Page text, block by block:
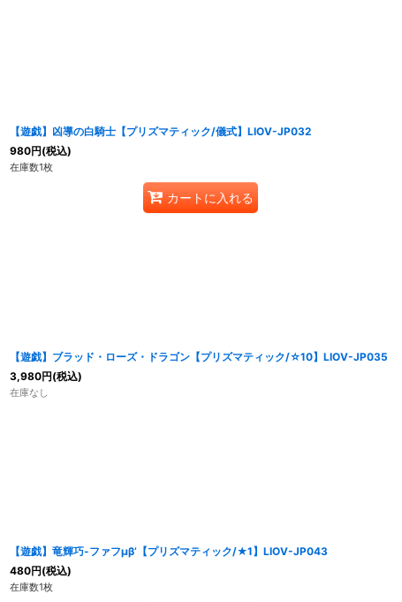
【遊戯】凶導の白騎士【プリズマティック/儀式】LIOV-JP032
980円(税込)
在庫数1枚
カートに入れる
【遊戯】ブラッド・ローズ・ドラゴン【プリズマティック/☆10】LIOV-JP035
3,980円(税込)
在庫なし
【遊戯】竜輝巧-ファフμβ’【プリズマティック/★1】LIOV-JP043
480円(税込)
在庫数1枚